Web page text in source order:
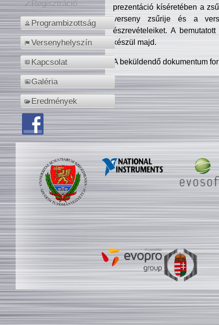
Regisztráció
Programbizottság
Versenyhelyszín
Kapcsolat
Galéria
Eredmények
prezentáció kíséretében a
verseny zsűrije és a
észrevételeiket. A
készül majd.
A beküldendő dokumentum